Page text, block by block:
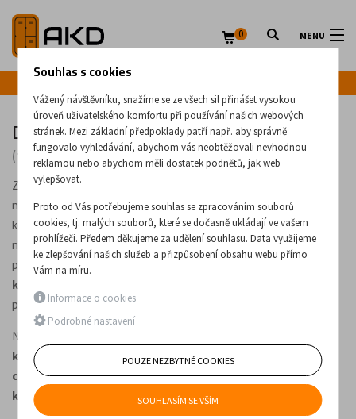
MENU
0
Dílenské kovové skříně
(113 produktů)
Zajistěte sipořádek, bezpečnost a efektivní uspořádání
nářadí, materiálů a specifických komponentů s našimi dílenskými
kovovými skříněmi. Tatovysoce odolná a funkční řešeníjsou
navržena tak, aby splňovalanáročné požadavkyprůmyslových
provozů, dílen, servisních center a skladů. Díky
pevné kovové
konstrukci
prostory pro jakékoli odvětví.
Naše nabídka zahrnuje:
kovové skříně s plastovými zásobníky, kovové skříně na
chemikálie, dílenské skříně se zásuvkami / dveřmi, dílenské
kovové závěsné skříně, skříně na průmyslové počítače.
Souhlas s cookies
Vážený návštěvníku, snažíme se ze všech sil přinášet vysokou
úroveň uživatelského komfortu při používání našich webových
stránek. Mezi základní předpoklady patří např. aby správně
fungovalo vyhledávání, abychom vás neobtěžovali nevhodnou
reklamou nebo abychom měli dostatek podnětů, jak web
vylepšovat.
Proto od Vás potřebujeme souhlas se zpracováním souborů
cookies, tj. malých souborů, které se dočasně ukládají ve vašem
prohlížeči. Předem děkujeme za udělení souhlasu. Data využijeme
ke zlepšování našich služeb a přizpůsobení obsahu webu přímo
Vám na míru.
Informace o cookies
Podrobné nastavení
POUZE NEZBYTNÉ COOKIES
SOUHLASÍM SE VŠÍM